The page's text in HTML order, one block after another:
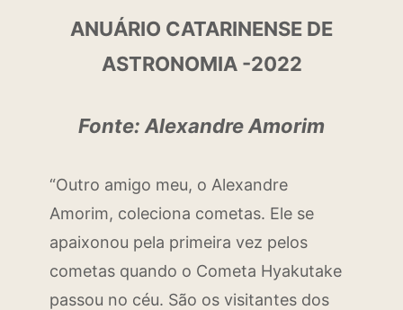
ANUÁRIO CATARINENSE DE
ASTRONOMIA -2022
Fonte: Alexandre Amorim
“Outro amigo meu, o Alexandre
Amorim, coleciona cometas. Ele se
apaixonou pela primeira vez pelos
cometas quando o Cometa Hyakutake
passou no céu. São os visitantes dos